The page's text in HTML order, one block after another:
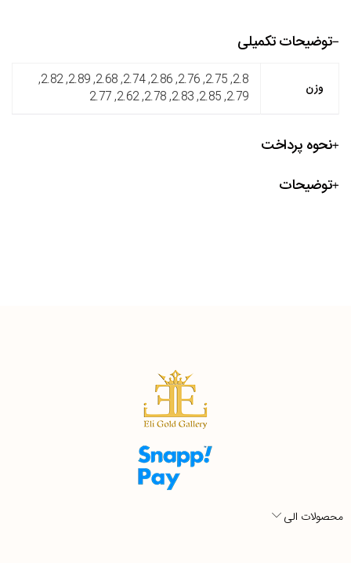
توضیحات تکمیلی
وزن
2.8, 2.75, 2.76, 2.86, 2.74, 2.68, 2.89, 2.82,
2.79, 2.85, 2.83, 2.78, 2.62, 2.77
نحوه پرداخت
توضیحات
محصولات الی